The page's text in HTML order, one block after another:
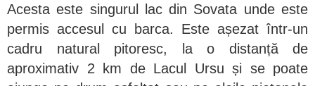
Acesta este singurul lac din Sovata unde este
permis accesul cu barca. Este așezat într-un
cadru natural pitoresc, la o distanță de
aproximativ 2 km de Lacul Ursu și se poate